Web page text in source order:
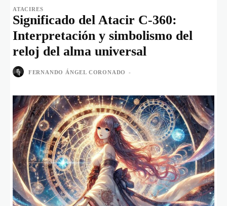
ATACIRES
Significado del Atacir C-360:
Interpretación y simbolismo del
reloj del alma universal
FERNANDO ÁNGEL CORONADO -